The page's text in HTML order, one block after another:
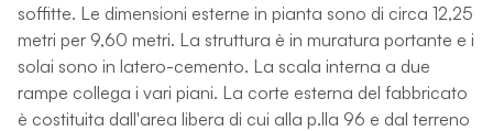
soffitte. Le dimensioni esterne in pianta sono di circa 12,25
metri per 9,60 metri. La struttura è in muratura portante e i
solai sono in latero-cemento. La scala interna a due
rampe collega i vari piani. La corte esterna del fabbricato
è costituita dall'area libera di cui alla p.lla 96 e dal terreno